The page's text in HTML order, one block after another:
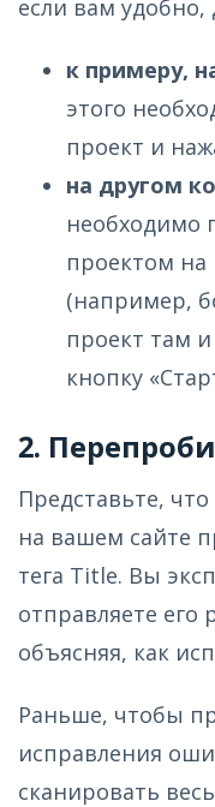
если вам удобно,
к примеру,
этого
проект и
на другом
необходимо
проектом
(например,
проект там
кнопку
2.
Представьте,
на вашем сайте
тега Title. Вы
отправляете его
объясняя, как
Раньше, чтобы
исправления
сканировать